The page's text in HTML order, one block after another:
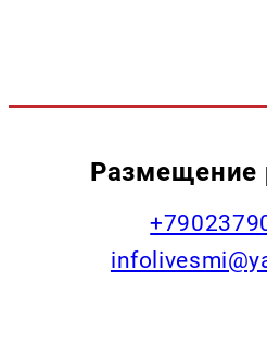
Размещение